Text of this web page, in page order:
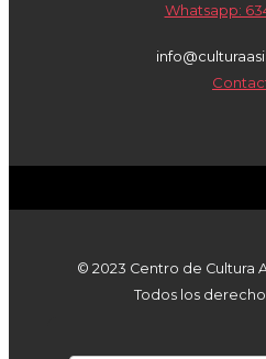
Whatsapp:
© 2023 Centro de Cultura
Todos los